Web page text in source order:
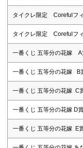
タイクレ限定 Corefulフ
タイクレ限定 Corefulフ
一番くじ 五等分の花嫁
一番くじ 五等分の花嫁
一番くじ 五等分の花嫁
一番くじ 五等分の花嫁
一番くじ 五等分の花嫁